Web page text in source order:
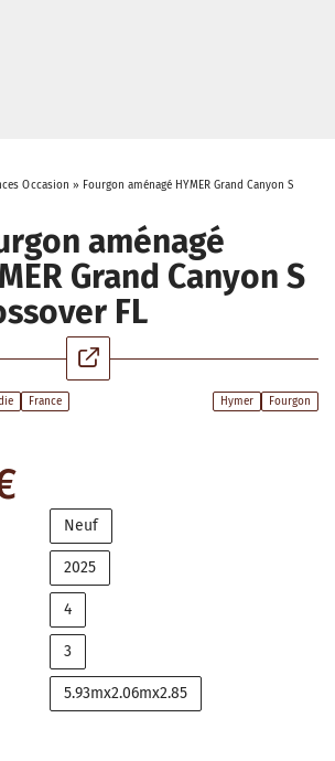
Occasion » Fourgon aménagé HYMER Grand Canyon S
aménagé
Grand Canyon S
FL
France Hymer Fourgon
Neuf
2025
4
3
5.93mx2.06mx2.85